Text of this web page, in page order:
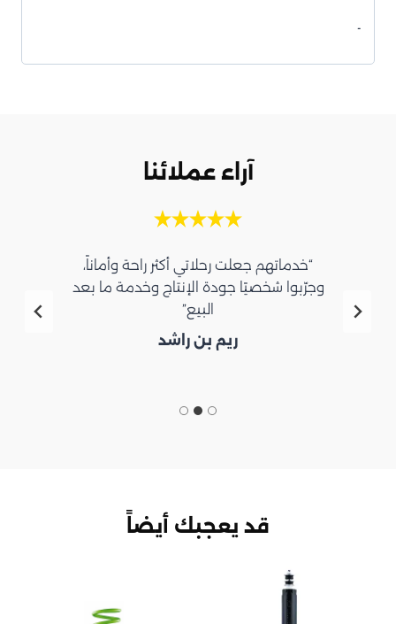
ـ
آراء عملائنا
“خدماتهم جعلت رحلاتي أكثر راحة وأماناً،
وجرّبوا شخصيًا جودة الإنتاج وخدمة ما بعد
البيع”
ريم بن راشد
قد يعجبك أيضاً